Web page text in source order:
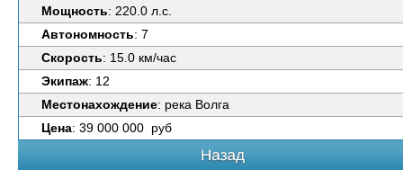
Мощность: 220.0 л.с.
Автономность: 7
Скорость: 15.0 км/час
Экипаж: 12
Местонахождение: река Волга
Цена: 39 000 000 руб